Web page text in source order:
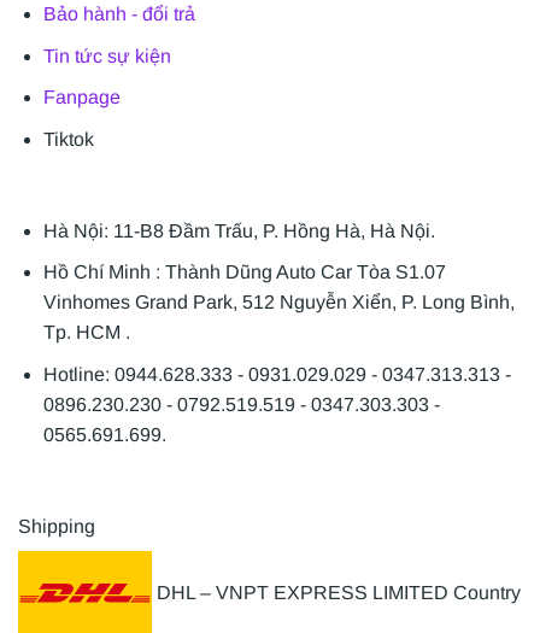
Bảo hành - đổi trả
Tin tức sự kiện
Fanpage
Tiktok
Hà Nội: 11-B8 Đầm Trấu, P. Hồng Hà, Hà Nội.
Hồ Chí Minh : Thành Dũng Auto Car Tòa S1.07
Vinhomes Grand Park, 512 Nguyễn Xiển, P. Long Bình,
Tp. HCM .
Hotline: 0944.628.333 - 0931.029.029 - 0347.313.313 -
0896.230.230 - 0792.519.519 - 0347.303.303 -
0565.691.699.
Shipping
DHL – VNPT EXPRESS LIMITED Country